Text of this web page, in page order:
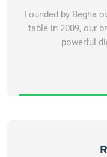
Founded by Begha
table in 2009, our
powerful